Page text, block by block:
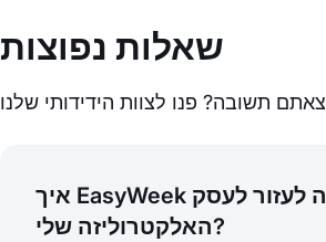
שאלות נפוצות
איך EasyWeek יכולה לעזור לעסק
האלקטרוליזה שלי?